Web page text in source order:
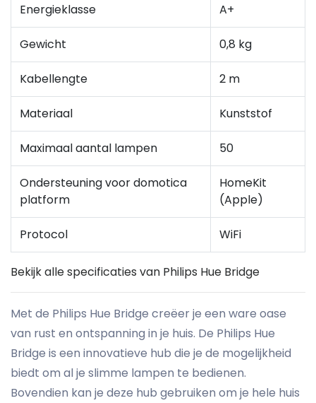
Energieklasse A+
Gewicht 0,8 kg
Kabellengte 2 m
Materiaal Kunststof
Maximaal aantal lampen 50
Ondersteuning voor domotica
platform
HomeKit
(Apple)
Protocol WiFi
Bekijk alle specificaties van Philips Hue Bridge
Met de Philips Hue Bridge creëer je een ware oase
van rust en ontspanning in je huis. De Philips Hue
Bridge is een innovatieve hub die je de mogelijkheid
biedt om al je slimme lampen te bedienen.
Bovendien kan je deze hub gebruiken om je hele huis